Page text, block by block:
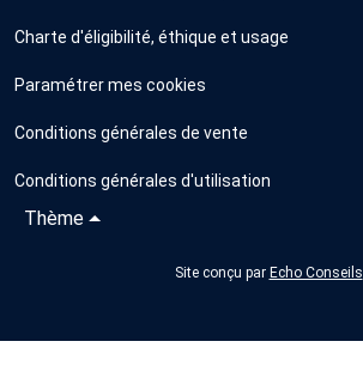
Charte d'éligibilité, éthique et usage
Paramétrer mes cookies
Conditions générales de vente
Conditions générales d'utilisation
Thème
Site conçu par Echo Conseils